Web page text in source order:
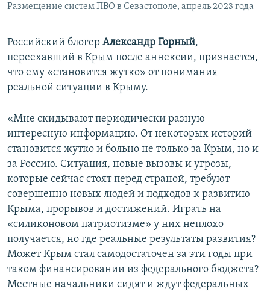
Размещение систем ПВО в Севастополе, апрель 2023 года
Российский блогер Александр Горный,
переехавший в Крым после аннексии, признается,
что ему «становится жутко» от понимания
реальной ситуации в Крыму.
«Мне скидывают периодически разную
интересную информацию. От некоторых историй
становится жутко и больно не только за Крым, но и
за Россию. Ситуация, новые вызовы и угрозы,
которые сейчас стоят перед страной, требуют
совершенно новых людей и подходов к развитию
Крыма, прорывов и достижений. Играть на
«силиконовом патриотизме» у них неплохо
получается, но где реальные результаты развития?
Может Крым стал самодостаточен за эти годы при
таком финансировании из федерального бюджета?
Местные начальники сидят и ждут федеральных